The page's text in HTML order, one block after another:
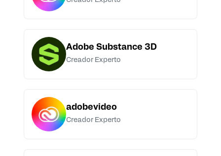
Adobe Substance 3D
Creador Experto
adobevideo
Creador Experto